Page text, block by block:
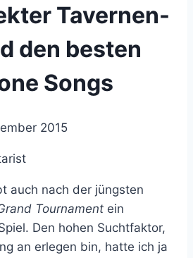
Tavernen-
den besten
Songs
2015
auch nach der jüngsten
Tournament ein
Den hohen Suchtfaktor,
an erlegen bin, hatte ich ja